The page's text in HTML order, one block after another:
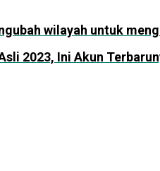
wilayah untuk
2023, Ini Akun